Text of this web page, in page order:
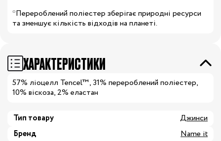
*Перероблений поліестер зберігає природні ресурси
та зменшує кількість відходів на планеті.
ХАРАКТЕРИСТИКИ
57% ліоцелл Tencel™, 31% перероблений поліестер,
10% віскоза, 2% еластан
Тип товару
Джинси
Бренд
Name it